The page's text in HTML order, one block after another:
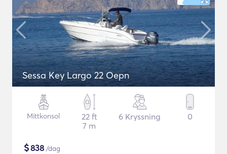
Sessa Key Largo 22 Oepn
Mittkonsol
22 ft
7 m
6 Kryssning 0
$838 /dag